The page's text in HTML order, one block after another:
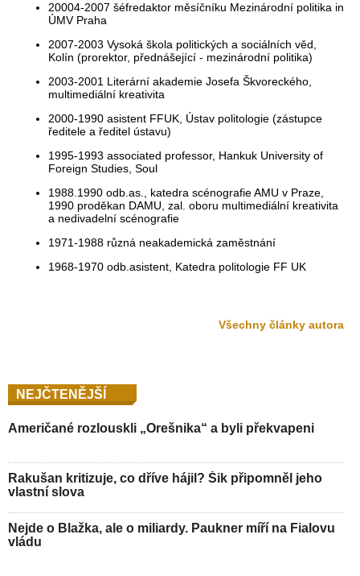
20004-2007 šéfredaktor měsíčníku Mezinárodní politika in
ÚMV Praha
2007-2003 Vysoká škola politických a sociálních věd,
Kolín (prorektor, přednášející - mezinárodní politika)
2003-2001 Literární akademie Josefa Škvoreckého,
multimediální kreativita
2000-1990 asistent FFUK, Ústav politologie (zástupce
ředitele a ředitel ústavu)
1995-1993 associated professor, Hankuk University of
Foreign Studies, Soul
1988.1990 odb.as., katedra scénografie AMU v Praze,
1990 proděkan DAMU, zal. oboru multimediální kreativita
a nedivadelní scénografie
1971-1988 různá neakademická zaměstnání
1968-1970 odb.asistent, Katedra politologie FF UK
Všechny články autora
NEJČTENĚJŠÍ
Američané rozlouskli „Orešnika“ a byli překvapeni
Rakušan kritizuje, co dříve hájil? Šik připomněl jeho
vlastní slova
Nejde o Blažka, ale o miliardy. Paukner míří na Fialovu
vládu